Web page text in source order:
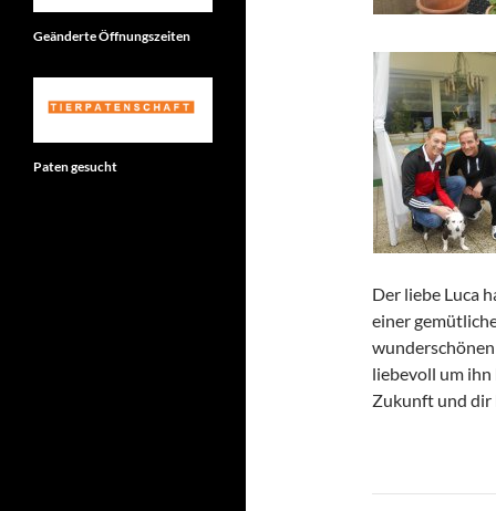
Der liebe Luca
einer
liebevoll um
Zukunft und dir
Geänderte Öffnungszeiten
Paten gesucht